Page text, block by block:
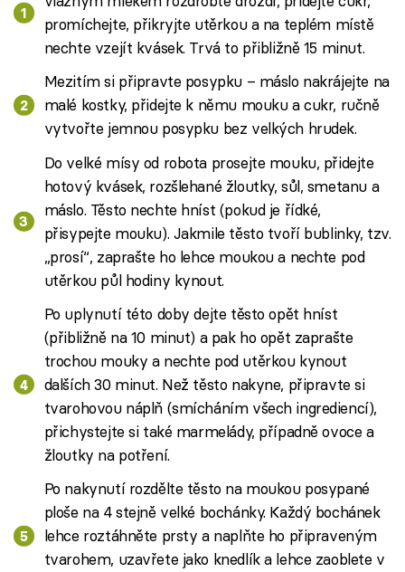
promíchejte, přikryjte utěrkou a na teplém místě
nechte vzejít kvásek. Trvá to přibližně 15 minut.
Mezitím si připravte posypku – máslo nakrájejte na
malé kostky, přidejte k němu mouku a cukr, ručně
vytvořte jemnou posypku bez velkých hrudek.
Do velké mísy od robota prosejte mouku, přidejte
hotový kvásek, rozšlehané žloutky, sůl, smetanu a
máslo. Těsto nechte hníst (pokud je řídké,
přisypejte mouku). Jakmile těsto tvoří bublinky, tzv.
„prosí“, zaprašte ho lehce moukou a nechte pod
utěrkou půl hodiny kynout.
Po uplynutí této doby dejte těsto opět hníst
(přibližně na 10 minut) a pak ho opět zaprašte
trochou mouky a nechte pod utěrkou kynout
dalších 30 minut. Než těsto nakyne, připravte si
tvarohovou náplň (smícháním všech ingrediencí),
přichystejte si také marmelády, případně ovoce a
žloutky na potření.
Po nakynutí rozdělte těsto na moukou posypané
ploše na 4 stejně velké bochánky. Každý bochánek
lehce roztáhněte prsty a naplňte ho připraveným
tvarohem, uzavřete jako knedlík a lehce zaoblete v